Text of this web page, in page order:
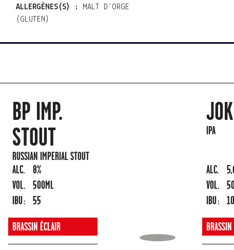
ALLERGÈNES(S) :
MALT D’ORGE
(GLUTEN)
BP IMP.
STOUT
RUSSIAN IMPERIAL STOUT
ALC.
8%
VOL.
500ML
IBU :
55
BRASSIN ÉCLAIR
IPA
ALC.
VOL.
IBU :